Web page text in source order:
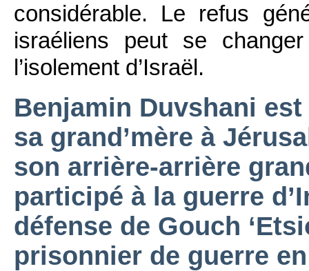
considérable. Le refus
israéliens peut se
l’isolement d’Israël.
Benjamin Duvshani
sa grand’mère à
son arrière-arrière
participé à la guerre
défense de Gouch
prisonnier de guerre